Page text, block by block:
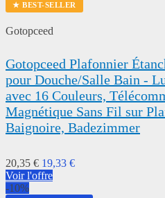
★ BEST-SELLER
Gotopceed
Gotopceed Plafonnier
pour Douche/Salle Bain -
avec 16 Couleurs,
Magnétique Sans Fil sur
Baignoire, Badezimmer
20,35 € 19,33 €
Voir l'offre
-10%